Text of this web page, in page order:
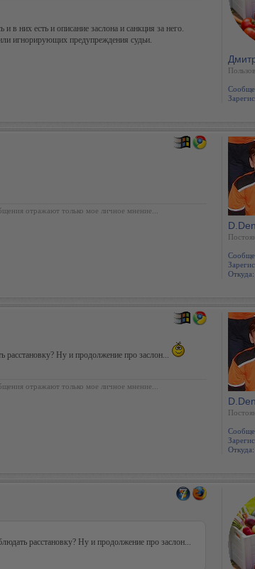
в них есть и описание заслона и санкция за него.
игнорирующих предупреждения судьи.
отражают только мое личное мнение...
Откуда:
Ну и продолжение про заслон...
отражают только мое личное мнение...
Откуда:
расстановку? Ну и продолжение про заслон...